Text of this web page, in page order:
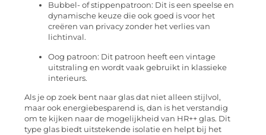
Bubbel- of stippenpatroon: Dit is een speelse en
dynamische keuze die ook goed is voor het
creëren van privacy zonder het verlies van
lichtinval.
Oog patroon: Dit patroon heeft een vintage
uitstraling en wordt vaak gebruikt in klassieke
interieurs.
Als je op zoek bent naar glas dat niet alleen stijlvol,
maar ook energiebesparend is, dan is het verstandig
om te kijken naar de mogelijkheid van HR++ glas. Dit
type glas biedt uitstekende isolatie en helpt bij het